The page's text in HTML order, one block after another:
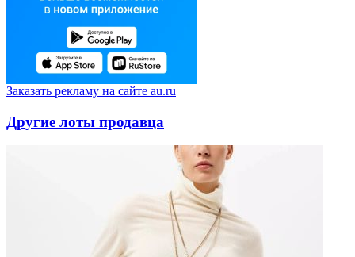
Заказать рекламу на сайте au.ru
Другие лоты продавца